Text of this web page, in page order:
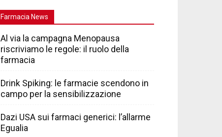
Farmacia News
Al via la campagna Menopausa
riscriviamo le regole: il ruolo della
farmacia
Drink Spiking: le farmacie scendono in
campo per la sensibilizzazione
Dazi USA sui farmaci generici: l’allarme
Egualia